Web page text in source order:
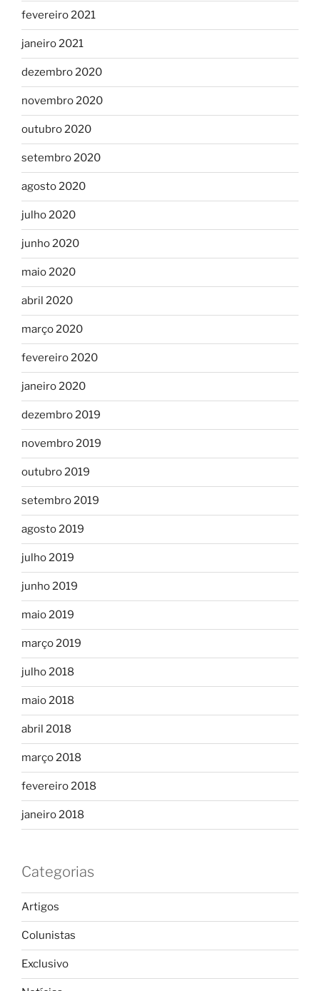
fevereiro 2021
janeiro 2021
dezembro 2020
novembro 2020
outubro 2020
setembro 2020
agosto 2020
julho 2020
junho 2020
maio 2020
abril 2020
março 2020
fevereiro 2020
janeiro 2020
dezembro 2019
novembro 2019
outubro 2019
setembro 2019
agosto 2019
julho 2019
junho 2019
maio 2019
março 2019
julho 2018
maio 2018
abril 2018
março 2018
fevereiro 2018
janeiro 2018
Categorias
Artigos
Colunistas
Exclusivo